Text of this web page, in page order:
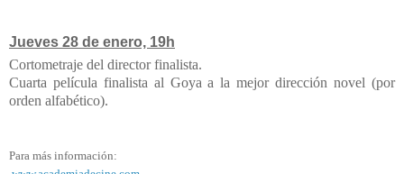
Jueves 28 de enero, 19h
Cortometraje del director finalista.
Cuarta película finalista al Goya a la mejor dirección novel (por
orden alfabético).
Para más información: